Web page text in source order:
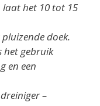
laat het 10 tot 15
doek.
het gebruik
en een
–